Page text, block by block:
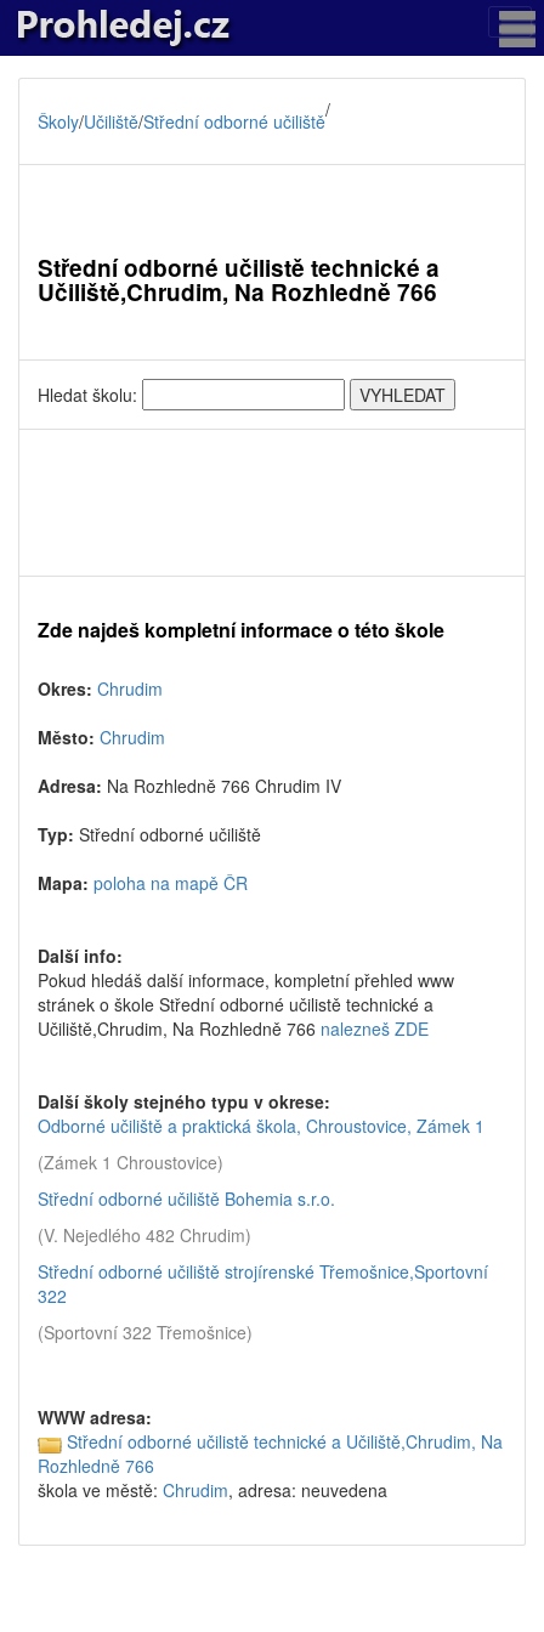
Školy/Učiliště/Střední odborné učiliště/
Střední odborné učilistě technické a
Učiliště,Chrudim, Na Rozhledně 766
Hledat školu:
Zde najdeš kompletní informace o této škole
Okres: Chrudim
Město: Chrudim
Adresa: Na Rozhledně 766 Chrudim IV
Typ: Střední odborné učiliště
Mapa: poloha na mapě ČR
Další info:
Pokud hledáš další informace, kompletní přehled www
stránek o škole Střední odborné učilistě technické a
Učiliště,Chrudim, Na Rozhledně 766 nalezneš ZDE
Další školy stejného typu v okrese:
Odborné učiliště a praktická škola, Chroustovice, Zámek 1
(Zámek 1 Chroustovice)
Střední odborné učiliště Bohemia s.r.o.
(V. Nejedlého 482 Chrudim)
Střední odborné učiliště strojírenské Třemošnice,Sportovní
322
(Sportovní 322 Třemošnice)
WWW adresa:
Střední odborné učilistě technické a Učiliště,Chrudim, Na
Rozhledně 766
škola ve městě: Chrudim, adresa: neuvedena